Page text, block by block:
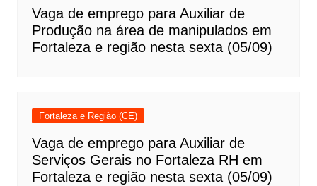
Vaga de emprego para Auxiliar de
Produção na área de manipulados em
Fortaleza e região nesta sexta (05/09)
Fortaleza e Região (CE)
Vaga de emprego para Auxiliar de
Serviços Gerais no Fortaleza RH em
Fortaleza e região nesta sexta (05/09)